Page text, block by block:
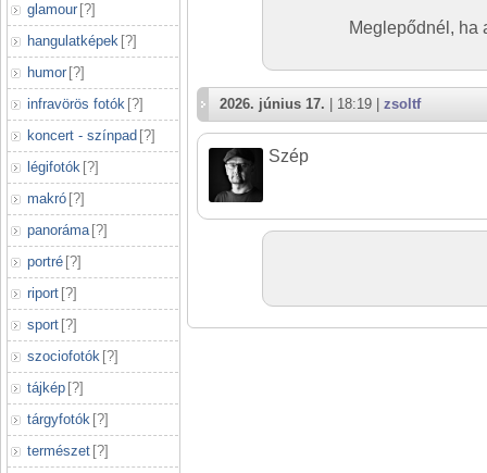
glamour [?]
hangulatképek [?]
humor [?]
infravörös fotók [?]
koncert - színpad [?]
légifotók [?]
makró [?]
panoráma [?]
portré [?]
riport [?]
sport [?]
szociofotók [?]
tájkép [?]
tárgyfotók [?]
természet [?]
Meglepődnél, ha
2026. június 17. | 18:19 | zsoltf
Szép